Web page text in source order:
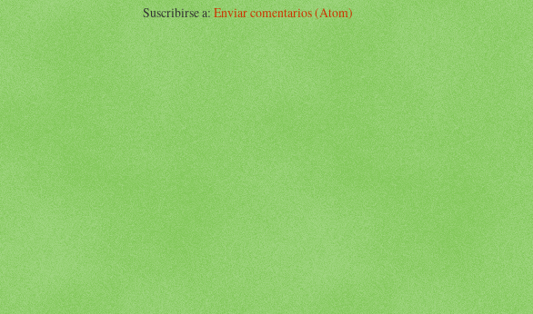
Suscribirse a:Enviar comentarios (Atom)